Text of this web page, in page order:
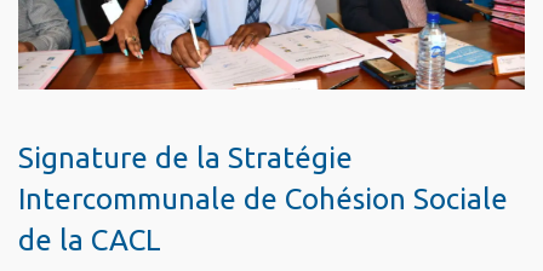
Signature de la Stratégie
Intercommunale de Cohésion Sociale
de la CACL